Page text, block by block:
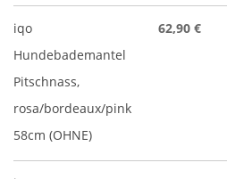
iqo
Hundebademantel
Pitschnass,
rosa/bordeaux/pink
58cm (OHNE)
62,90 €